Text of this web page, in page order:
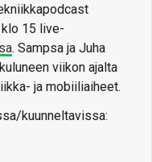
15 live-
. Sampsa ja Juha
viikon ajalta
ja mobiiliaiheet.
kuunneltavissa: